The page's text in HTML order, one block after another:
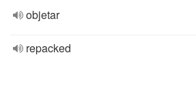
objetar
repacked